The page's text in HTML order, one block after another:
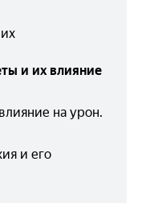
и их влияние
на урон.
и его